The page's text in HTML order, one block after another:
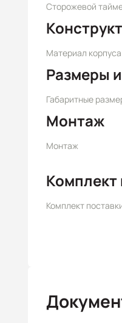
Сторожевой
Материал корпуса
Размеры
Габаритные
Монтаж
Монтаж
Комплект
Комплект